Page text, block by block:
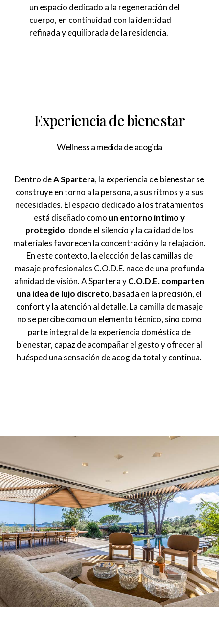
un espacio dedicado a la regeneración del
cuerpo, en continuidad con la identidad
refinada y equilibrada de la residencia.
Experiencia de bienestar
Wellness a medida de acogida
Dentro deA Spartera, la experiencia de bienestar se
construye en torno a la persona, a sus ritmos y a sus
necesidades. El espacio dedicado a los tratamientos
está diseñado como un entorno íntimo y
protegido, donde el silencio y la calidad de los
materiales favorecen la concentración y la relajación.
En este contexto, la elección de las camillas de
masaje profesionales C.O.D.E. nace de una profunda
afinidad de visión. A Spartera yC.O.D.E. comparten
una idea de lujo discreto, basada en la precisión, el
confort y la atención al detalle. La camilla de masaje
no se percibe como un elemento técnico, sino como
parte integral de la experiencia doméstica de
bienestar, capaz de acompañar el gesto y ofrecer al
huésped una sensación de acogida total y continua.